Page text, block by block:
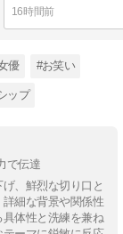
16時間前
優 #お笑い
ップ
で伝達
、鮮烈な切り口と
細な背景や関係性
体性と洗練を兼ね